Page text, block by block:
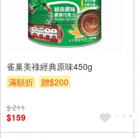
雀巢美祿經典原味450g
滿額折
贈$200
$ 211
$159